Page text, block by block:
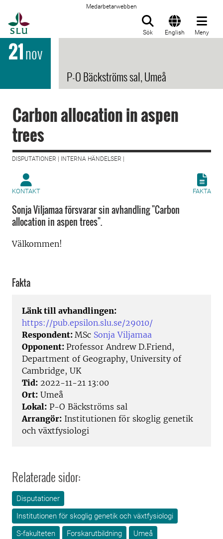
Medarbetarwebben
Sök English Meny
21nov
P-O Bäckströms sal, Umeå
Carbon allocation in aspen
trees
DISPUTATIONER | INTERNA HÄNDELSER |
KONTAKT FAKTA
Sonja Viljamaa försvarar sin avhandling "Carbon
allocation in aspen trees".
Välkommen!
Fakta
Länk till avhandlingen:
https://pub.epsilon.slu.se/29010/
Respondent: MSc Sonja Viljamaa
Opponent: Professor Andrew D.Friend,
Department of Geography, University of
Cambridge, UK
Tid: 2022-11-21 13:00
Ort: Umeå
Lokal: P-O Bäckströms sal
Arrangör: Institutionen för skoglig genetik
och växtfysiologi
Relaterade sidor:
Disputationer
Institutionen för skoglig genetik och växtfysiologi
S-fakulteten
Forskarutbildning Umeå